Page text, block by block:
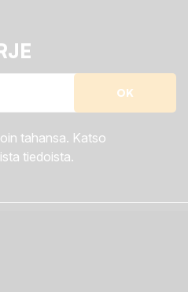
tahansa. Katso
tiedoista.